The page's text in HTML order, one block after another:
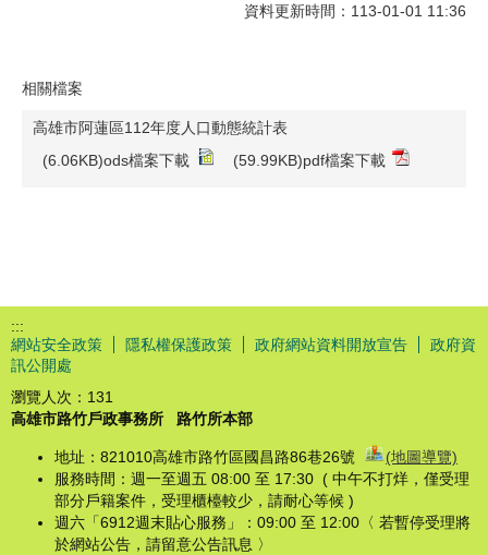
資料更新時間：113-01-01 11:36
相關檔案
高雄市阿蓮區112年度人口動態統計表
(6.06KB)ods檔案下載
(59.99KB)pdf檔案下載
:::
網站安全政策
隱私權保護政策 政府網站資料開放宣告
政府資
訊公開處
瀏覽人次： 131
高雄市路竹戶政事務所
路竹所本部
地址：821010高雄市路竹區國昌路86巷26號
(地圖導覽)
服務時間：週一至週五 08:00 至 17:30 ( 中午不打烊，僅受理
部分戶籍案件，受理櫃檯較少，請耐心等候 )
週六「6912週末貼心服務」：09:00 至 12:00〈 若暫停受理將
於網站公告，請留意公告訊息 〉